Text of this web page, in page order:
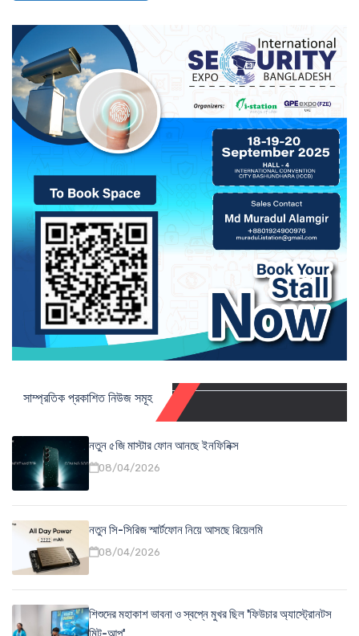
সাম্প্রতিক প্রকাশিত নিউজ সমূহ
নতুন ৫জি মাস্টার ফোন আনছে ইনফিনিক্স
08/04/2026
নতুন সি-সিরিজ স্মার্টফোন নিয়ে আসছে রিয়েলমি
08/04/2026
শিশুদের মহাকাশ ভাবনা ও স্বপ্নে মুখর ছিল 'ফিউচার অ্যাস্ট্রোনটস